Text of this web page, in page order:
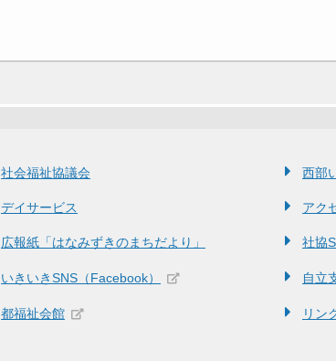
社会福祉協議会 西部
デイサービス アク
広報紙「はなみずきのまちだより」 社協
いきいきSNS（Facebook） 自立
都福祉会館 リン